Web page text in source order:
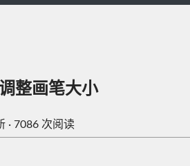
整画笔大小
· 7086 次阅读